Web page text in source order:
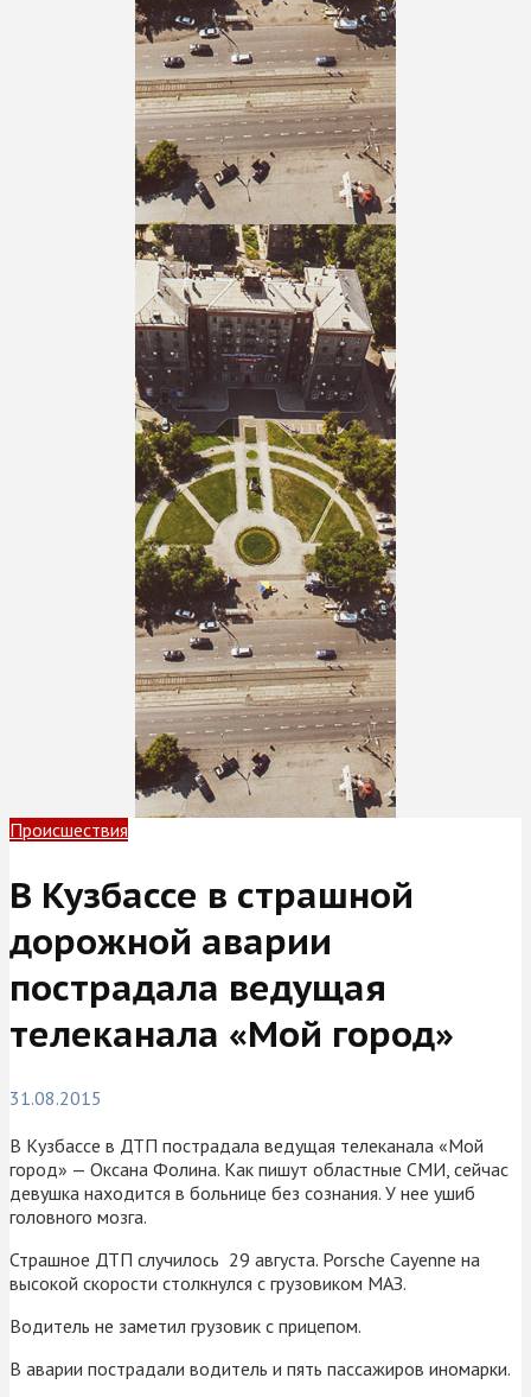
Происшествия
В Кузбассе в страшной
дорожной аварии
пострадала ведущая
телеканала «Мой город»
31.08.2015
В Кузбассе в ДТП пострадала ведущая телеканала «Мой
город» — Оксана Фолина. Как пишут областные СМИ, сейчас
девушка находится в больнице без сознания. У нее ушиб
головного мозга.
Страшное ДТП случилось 29 августа. Porsche Cayenne на
высокой скорости столкнулся с грузовиком МАЗ.
Водитель не заметил грузовик с прицепом.
В аварии пострадали водитель и пять пассажиров иномарки.